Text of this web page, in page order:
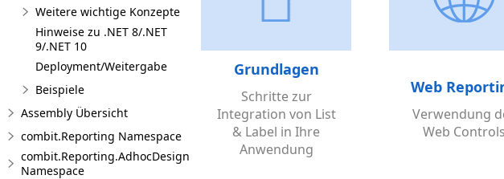
Weitere wichtige Konzepte
Hinweise zu .NET 8/.NET
9/.NET 10
Deployment/Weitergabe
Beispiele
Assembly Übersicht
combit.Reporting Namespace
combit.Reporting.AdhocDesign
Namespace
Grundlagen
Schritte zur
Integration von List
& Label in Ihre
Anwendung
Web
Verwendung
Web Controls